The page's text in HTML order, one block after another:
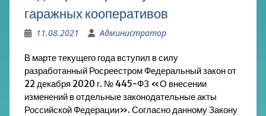
гаражных кооперативов
11.08.2021 Администратор
В марте текущего года вступил в силу
разработанный Росреестром Федеральныйзаконот
22 декабря 2020 г. № 445-ФЗ «О внесении
изменений в отдельные законодательные акты
Российской Федерации». Согласно данному Закону